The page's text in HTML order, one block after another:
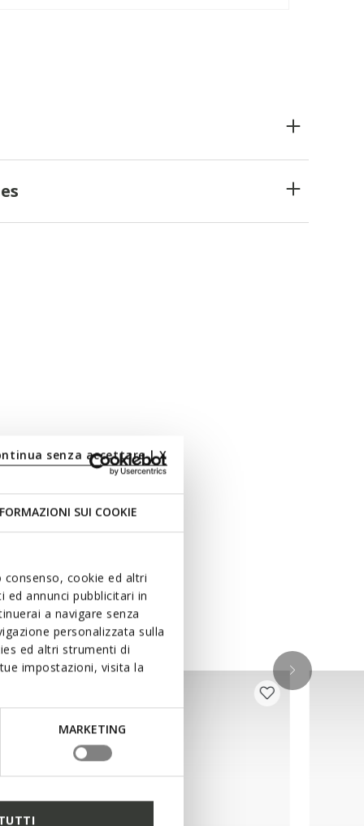
SUI COOKIE
cookie ed altri
ed annunci pubblicitari in
a navigare senza
personalizzata sulla
ed altri strumenti di
impostazioni, visita la
MARKETING
senza accettare | X